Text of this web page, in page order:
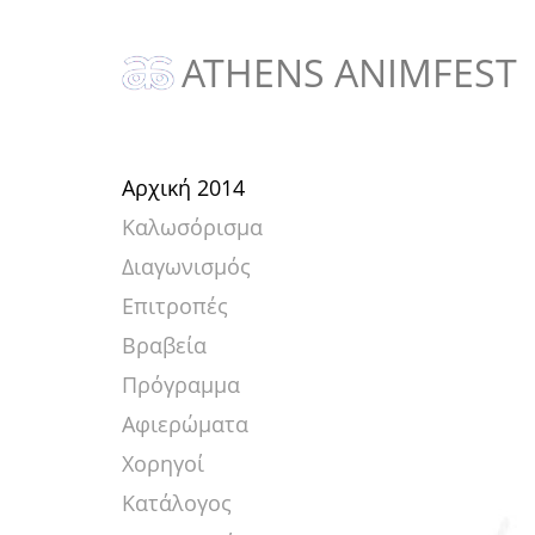
ATHENS ANIMFEST
Αρχική 2014
Καλωσόρισμα
Διαγωνισμός
Επιτροπές
Βραβεία
Πρόγραμμα
Αφιερώματα
Χορηγοί
Κατάλογος